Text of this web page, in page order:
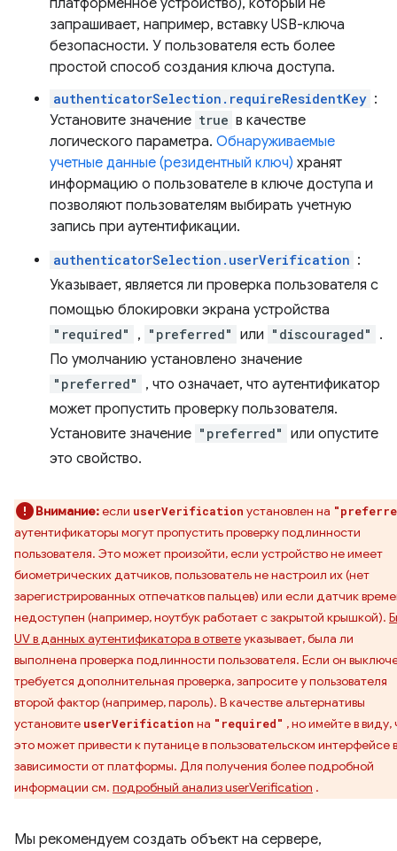
платформенное устройство), который не
запрашивает, например, вставку USB-ключа
безопасности. У пользователя есть более
простой способ создания ключа доступа.
authenticatorSelection.requireResidentKey :
Установите значение true в качестве
логического параметра. Обнаруживаемые
учетные данные (резидентный ключ) хранят
информацию о пользователе в ключе доступа и
позволяют пользователям выбирать учетную
запись при аутентификации.
authenticatorSelection.userVerification :
Указывает, является ли проверка пользователя с
помощью блокировки экрана устройства
"required" , "preferred" или "discouraged"
.
По умолчанию установлено значение
"preferred"
, что означает, что аутентификатор
может пропустить проверку пользователя.
Установите значение "preferred" или опустите
это свойство.
Внимание:если userVerification установлен на
аутентификаторы могут пропустить проверку подлинности
пользователя. Это может произойти, если устройство не имеет
биометрических датчиков, пользователь не настроил их (нет
зарегистрированных отпечатков пальцев) или если датчик
недоступен (например, ноутбук работает с закрытой крышкой).
UV в данных аутентификатора в ответеуказывает, была ли
выполнена проверка подлинности пользователя. Если он
требуется дополнительная проверка, запросите у пользователя
второй фактор (например, пароль). В качестве альтернативы
установите userVerification на "required" , но имейте в виду,
это может привести к путанице в пользовательском интерфейсе в
зависимости от платформы. Для получения более подробной
информации см. подробный анализ userVerification .
Мы рекомендуем создать объект на сервере,